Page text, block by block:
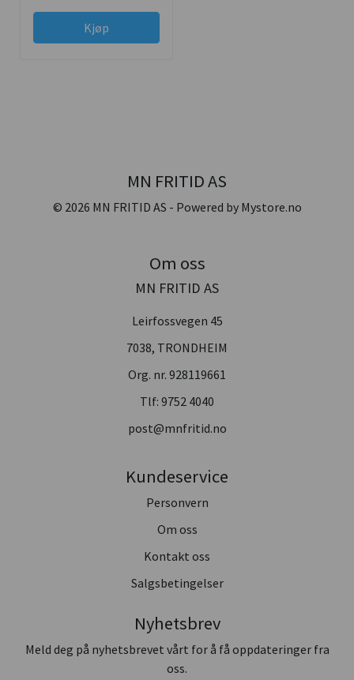
Kjøp
MN FRITID AS
© 2026 MN FRITID AS - Powered by Mystore.no
Om oss
MN FRITID AS
Leirfossvegen 45
7038, TRONDHEIM
Org. nr. 928119661
Tlf: 9752 4040
post@mnfritid.no
Kundeservice
Personvern
Om oss
Kontakt oss
Salgsbetingelser
Nyhetsbrev
Meld deg på nyhetsbrevet vårt for å få oppdateringer fra
oss.